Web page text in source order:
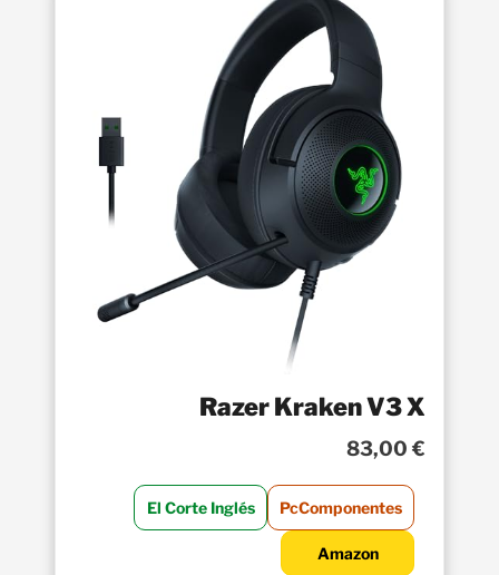
Razer Kraken V3 X
83,00 €
El Corte Inglés PcComponentes
Amazon